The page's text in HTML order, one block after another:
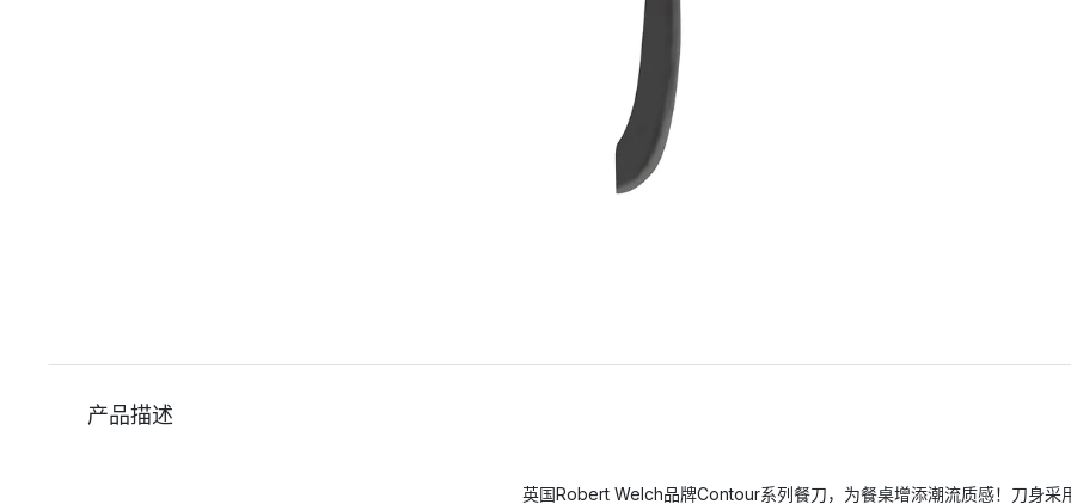
产品描述
英国Robert Welch品牌Contour系列餐刀，为餐桌增添潮流质感！刀身采